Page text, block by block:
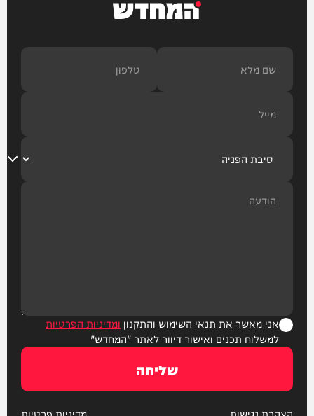
המחדש
אני מאשר את תנאי השימוש והתקנון ומדיניות הפרטיות
למשלוח תכנים ואישור דיוור לאתר "המחדש"
שליחה